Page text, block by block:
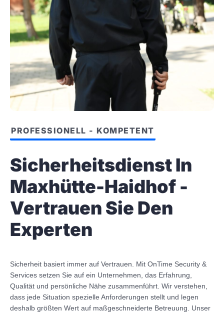
PROFESSIONELL - KOMPETENT
Sicherheitsdienst In
Maxhütte-Haidhof -
Vertrauen Sie Den
Experten
Sicherheit basiert immer auf Vertrauen. Mit OnTime Security &
Services setzen Sie auf ein Unternehmen, das Erfahrung,
Qualität und persönliche Nähe zusammenführt. Wir verstehen,
dass jede Situation spezielle Anforderungen stellt und legen
deshalb größten Wert auf maßgeschneiderte Betreuung. Unser